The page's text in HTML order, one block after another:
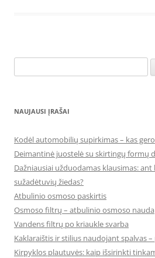
NAUJAUSI ĮRAŠAI
Kodėl automobilių supirkimas – kas gero
Deimantinė juostelė su skirtingų formų
Dažniausiai užduodamas klausimas:
sužadėtuvių žiedas?
Atbulinio osmoso paskirtis
Osmoso filtrų – atbulinio osmoso nauda
Vandens filtrų po kriaukle svarba
Kaklaraištis ir stilius naudojant spalvas –
Kirpyklos plautuvės: kaip išsirinkti